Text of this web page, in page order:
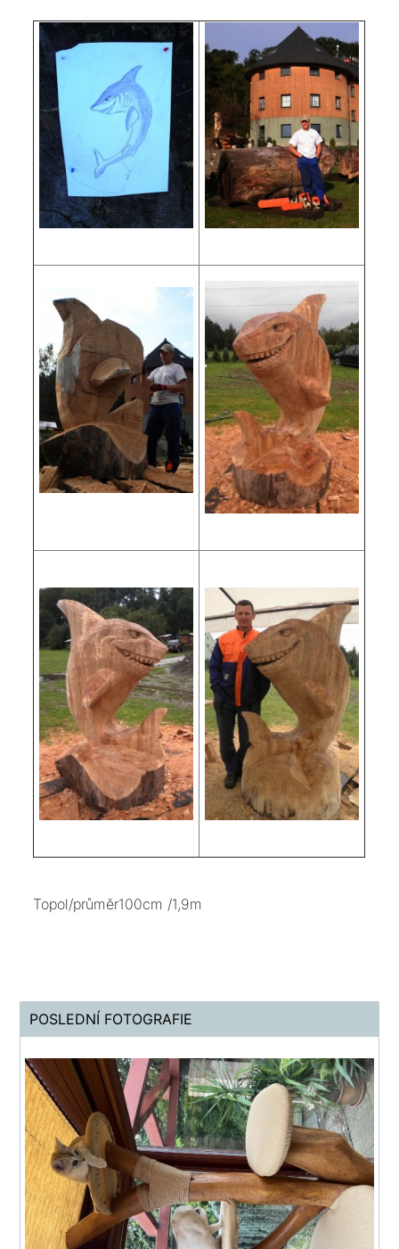
Topol/průměr100cm /1,9m
POSLEDNÍ FOTOGRAFIE